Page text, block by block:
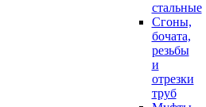
стальные
Сгоны,
бочата,
резьбы
и
отрезки
труб